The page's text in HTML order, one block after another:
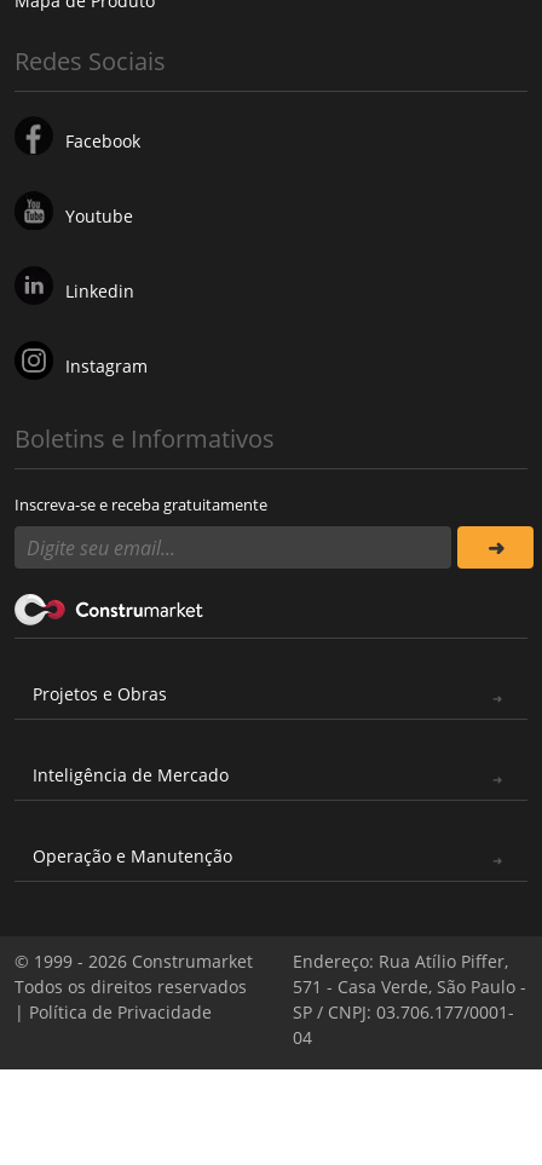
Redes Sociais
Facebook
Youtube
Linkedin
Instagram
Boletins e Informativos
Inscreva-se e receba gratuitamente
Projetos e Obras
Inteligência de Mercado
Operação e Manutenção
© 1999 - 2026 Construmarket
Todos os direitos reservados
| Política de Privacidade
Endereço: Rua Atílio Piffer,
571 - Casa Verde, São Paulo -
SP / CNPJ: 03.706.177/0001-
04